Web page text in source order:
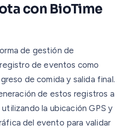
con BioTime
de gestión de
de eventos como
de comida y salida final.
de estos registros a
la ubicación GPS y
del evento para validar